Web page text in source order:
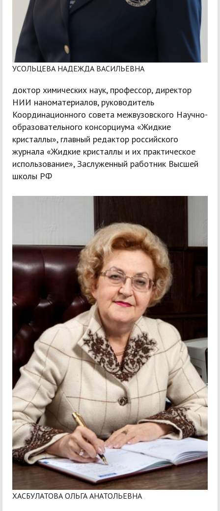
УСОЛЬЦЕВА НАДЕЖДА ВАСИЛЬЕВНА
доктор химических наук, профессор, директор
НИИ наноматериалов, руководитель
Координационного совета межвузовского Научно-
образовательного консорциума «Жидкие
кристаллы», главный редактор российского
журнала «Жидкие кристаллы и их практическое
использование», Заслуженный работник Высшей
школы РФ
ХАСБУЛАТОВА ОЛЬГА АНАТОЛЬЕВНА